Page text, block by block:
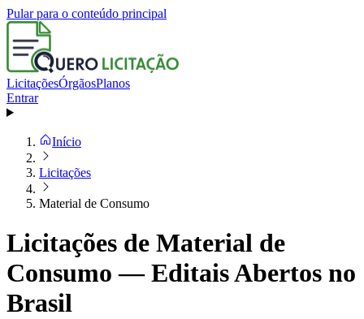
Pular para o conteúdo principal
LicitaçõesÓrgãosPlanos
Entrar
Início
Licitações
Material de Consumo
Licitações de Material de
Consumo — Editais Abertos no
Brasil